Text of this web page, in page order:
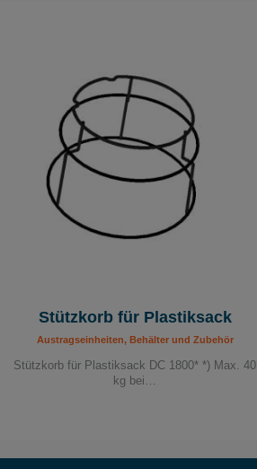
Stützkorb für Plastiksack
Austragseinheiten, Behälter und Zubehör
Stützkorb für Plastiksack DC 1800* *) Max. 40
kg bei…